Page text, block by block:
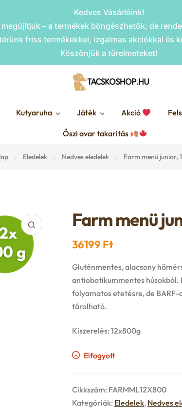
Kedves Vásárlóink!
– a termékek böngészhetők, de
friss termékekkel, izgalmas akciókkal és
Köszönjük a türelmeteket!
Kutyaruha Játék Akció
Őszi avar takarítás
Eledelek Nedves eledelek Farm menü junior,
Farm menü
36199 Ft
Gluténmentes, alacsony
antiobotikummentes húsokból.
folyamatos etetésre, de BARF-
tárolható.
Kiszerelés: 12x800g
Elfogyott
Cikkszám: FARMML12X800
Kategóriák: Eledelek, Nedves